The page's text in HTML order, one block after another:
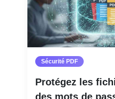
Sécurité PDF
Protégez les
des mots de